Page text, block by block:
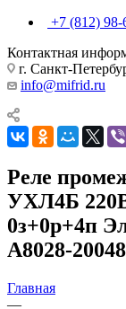
+7 (812) 98-
Контактная
г. Санкт-
info@mifrid.ru
Реле
УХЛ4Б
0з+0р+4п
A8028-
Главная
—